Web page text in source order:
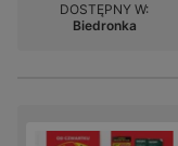
DOSTĘPNY W:
Biedronka